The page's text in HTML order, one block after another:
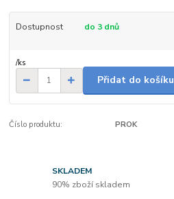
Dostupnost do 3 dnů
/ks
Přidat do košíku
Číslo produktu: PROK
SKLADEM
90% zboží skladem